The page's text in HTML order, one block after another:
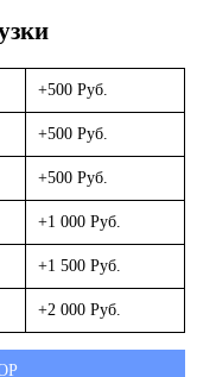
+500 Руб.
+500 Руб.
+500 Руб.
+1 000 Руб.
+1 500 Руб.
+2 000 Руб.